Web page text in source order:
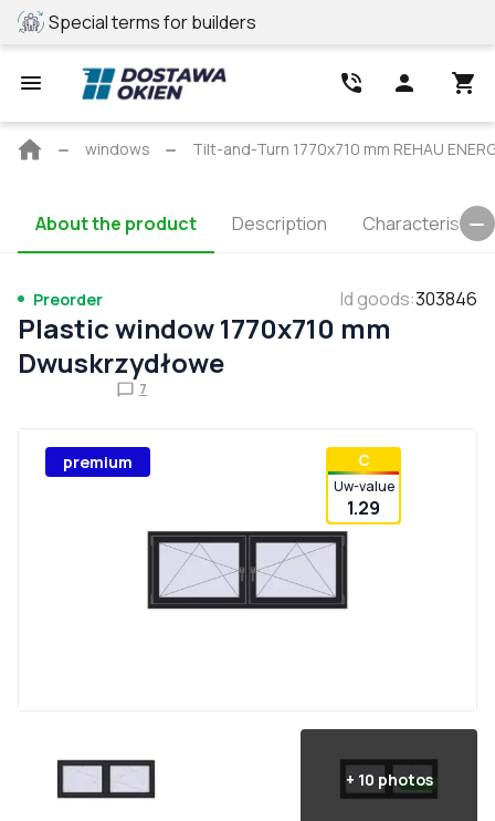
Special terms for builders
Main
windows Tilt-and-Turn 1770x710 mm REHAU
About the product Description Characteristics
Preorder Id goods:303846
Plastic window 1770x710 mm
Dwuskrzydłowe
7
premium С
Uw-value
1.29
+ 10 photos